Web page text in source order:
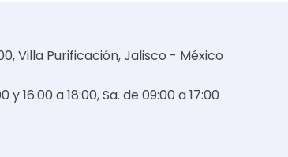
Villa Purificación, Jalisco - México
y 16:00 a 18:00 Sa. de 09:00 a 17:00